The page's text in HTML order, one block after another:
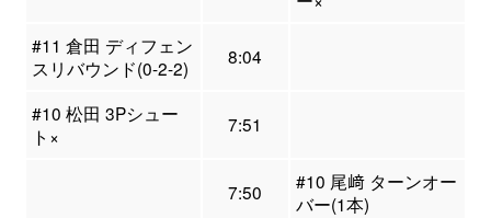
#11 倉田 ディフェン
スリバウンド(0-2-2)
8:04
#10 松田 3Pシュー
ト×
7:51
7:50
#10 尾﨑 ターンオー
バー(1本)